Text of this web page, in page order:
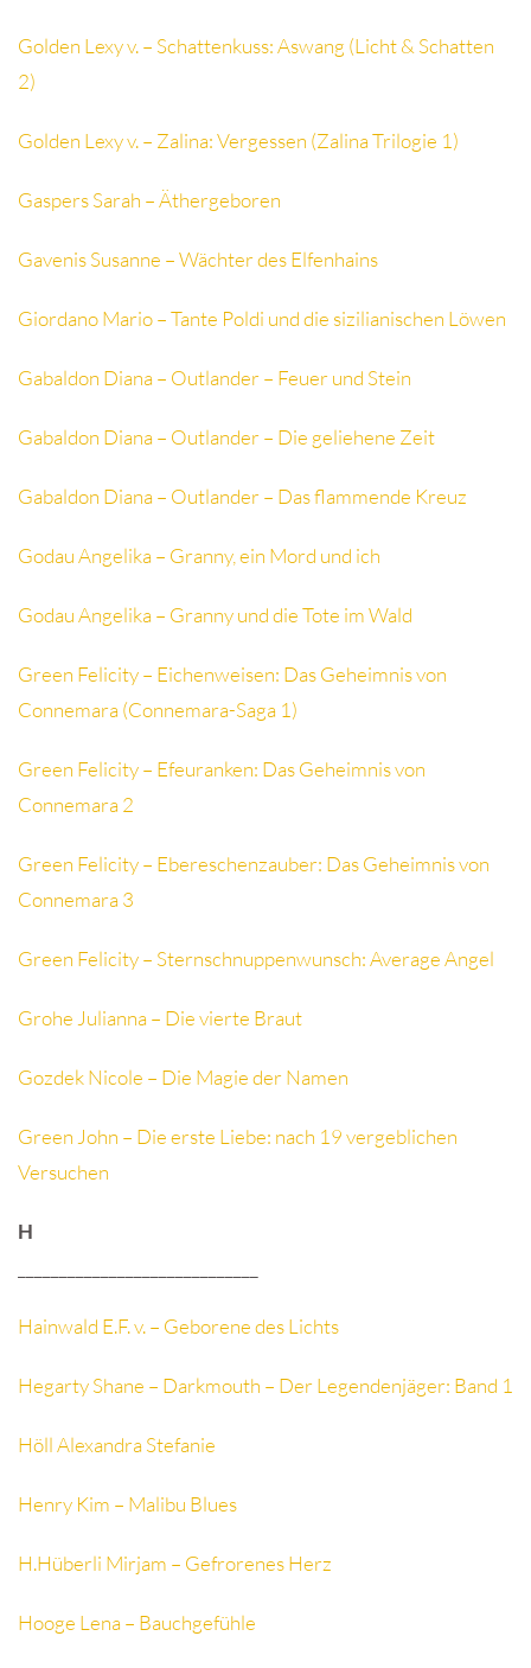
Golden Lexy v. – Schattenkuss: Aswang (Licht & Schatten
2)
Golden Lexy v. – Zalina: Vergessen (Zalina Trilogie 1)
Gaspers Sarah – Äthergeboren
Gavenis Susanne – Wächter des Elfenhains
Giordano Mario – Tante Poldi und die sizilianischen Löwen
Gabaldon Diana – Outlander – Feuer und Stein
Gabaldon Diana – Outlander – Die geliehene Zeit
Gabaldon Diana – Outlander – Das flammende Kreuz
Godau Angelika – Granny, ein Mord und ich
Godau Angelika – Granny und die Tote im Wald
Green Felicity – Eichenweisen: Das Geheimnis von
Connemara (Connemara-Saga 1)
Green Felicity – Efeuranken: Das Geheimnis von
Connemara 2
Green Felicity – Ebereschenzauber: Das Geheimnis von
Connemara 3
Green Felicity – Sternschnuppenwunsch: Average Angel
Grohe Julianna – Die vierte Braut
Gozdek Nicole – Die Magie der Namen
Green John – Die erste Liebe: nach 19 vergeblichen
Versuchen
H
Hainwald E.F. v. – Geborene des Lichts
Hegarty Shane – Darkmouth – Der Legendenjäger: Band 1
Höll Alexandra Stefanie
Henry Kim – Malibu Blues
H.Hüberli Mirjam – Gefrorenes Herz
Hooge Lena – Bauchgefühle